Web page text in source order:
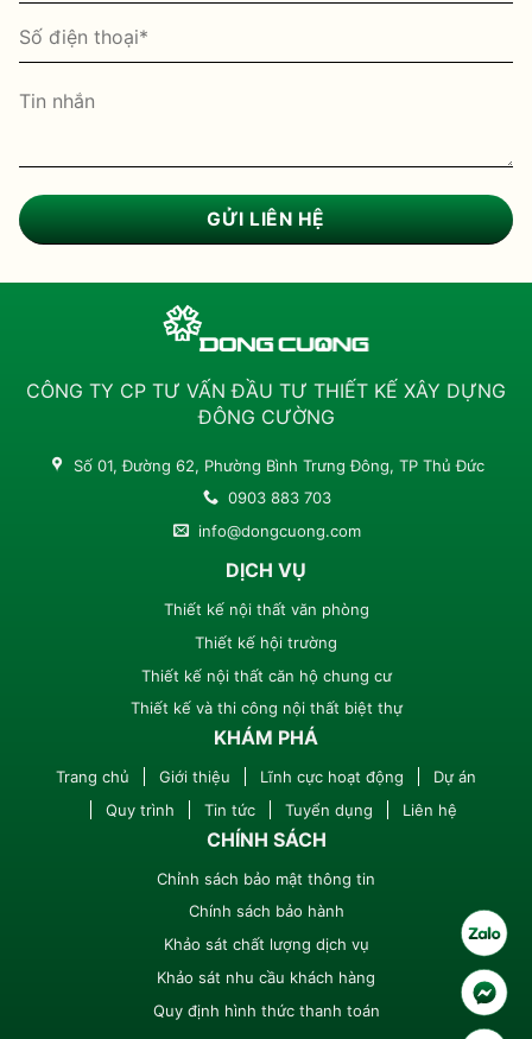
CÔNG TY CP TƯ VẤN ĐẦU TƯ THIẾT KẾ XÂY DỰNG
ĐÔNG CƯỜNG
Số 01, Đường 62, Phường Bình Trưng Đông, TP Thủ Đức
0903 883 703
info@dongcuong.com
DỊCH VỤ
Thiết kế nội thất văn phòng
Thiết kế hội trường
Thiết kế nội thất căn hộ chung cư
Thiết kế và thi công nội thất biệt thự
KHÁM PHÁ
Trang chủ Giới thiệu Lĩnh cực hoạt động
Dự án
Quy trình
Tin tức Tuyển dụng Liên hệ
CHÍNH SÁCH
Chỉnh sách bảo mật thông tin
Chính sách bảo hành
Khảo sát chất lượng dịch vụ
Khảo sát nhu cầu khách hàng
Quy định hình thức thanh toán